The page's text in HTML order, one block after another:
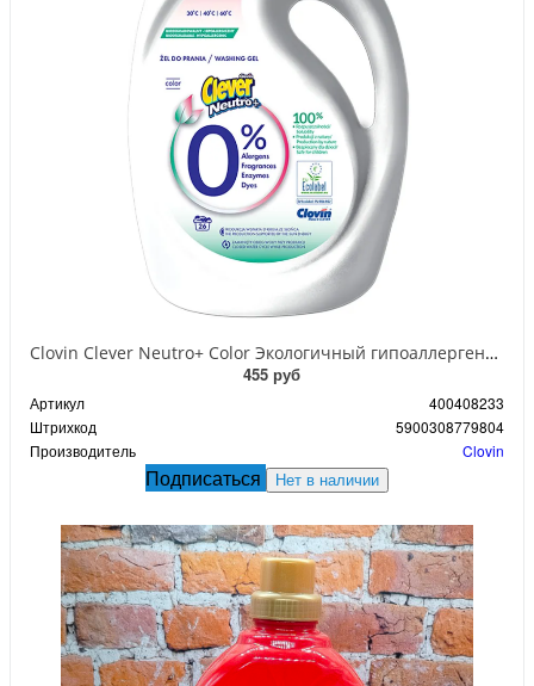
Clovin Clever Neutro+ Color Экологичный гипоаллергенный гель стирки цветных тканей 1,56 л на 26 стирок
455 руб
Артикул
400408233
Штрихкод
5900308779804
Производитель
Clovin
Подписаться Нет в наличии